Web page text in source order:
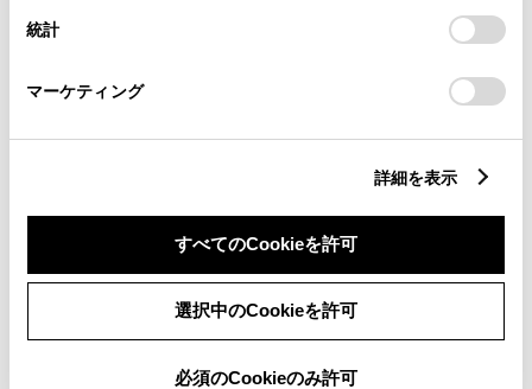
設定の変更、同意を撤回したりするにあたっては、当社の
「Cookie（クッキー）情報の取り扱いについて
」をご覧くだ
統計
マーケティング
詳細を表示
すべてのCookieを許可
選択中のCookieを許可
必須のCookieのみ許可
丁目番地